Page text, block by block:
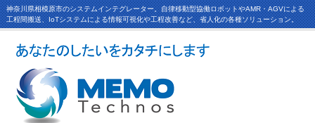
神奈川県相模原市のシステムインテグレーター。自律移動型協働ロボットやAMR・AGVによる
工程間搬送、IoTシステムによる情報可視化や工程改善など、省人化の各種ソリューション。